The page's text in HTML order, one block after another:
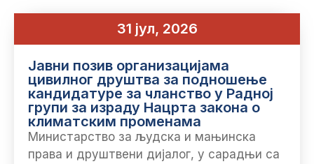
31 јул, 2026
Јавни позив организацијама
цивилног друштва за подношење
кандидатуре за чланство у Радној
групи за израду Нацрта закона о
климатским променама
Министарство за људска и мањинска
права и друштвени дијалог, у сарадњи са